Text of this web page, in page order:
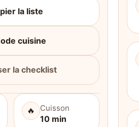
la liste
cuisine
la checklist
🔥 Cuisson
10 min